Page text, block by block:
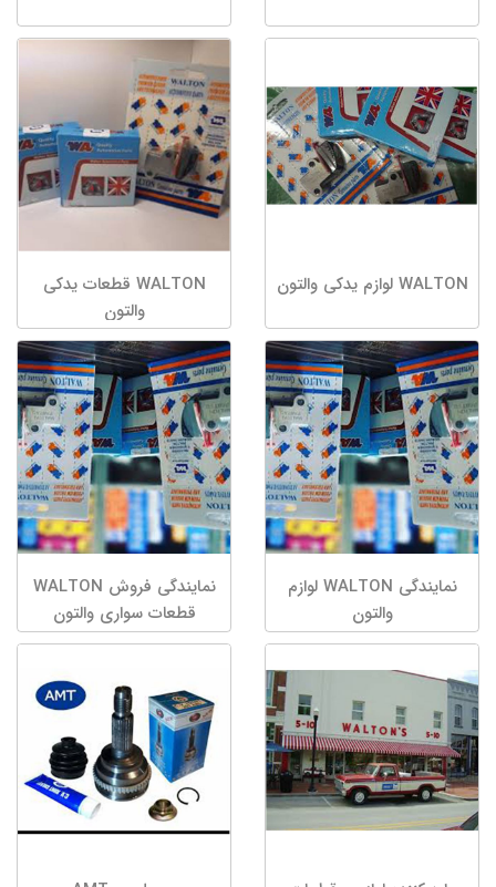
WALTON لوازم یدکی والتون
WALTON قطعات یدکی
والتون
نمایندگی WALTON لوازم
والتون
نمایندگی فروش WALTON
قطعات سواری والتون